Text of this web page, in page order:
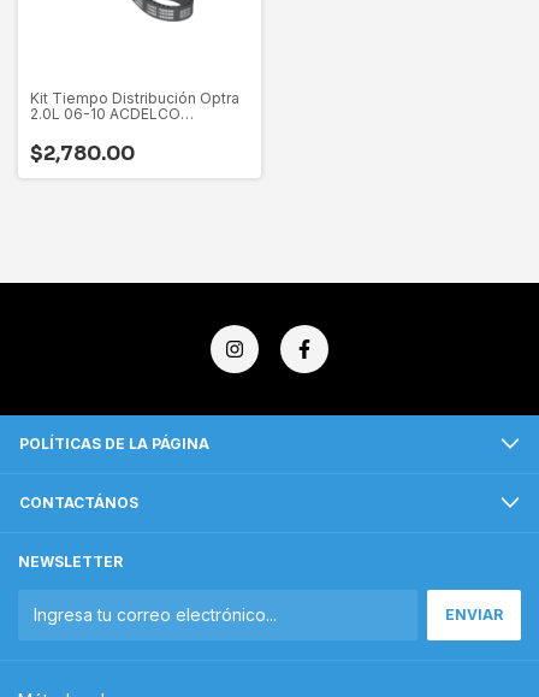
Kit Tiempo Distribución Optra
2.0L 06-10 ACDELCO
$2,780.00
POLÍTICAS DE LA PÁGINA
CONTACTÁNOS
NEWSLETTER